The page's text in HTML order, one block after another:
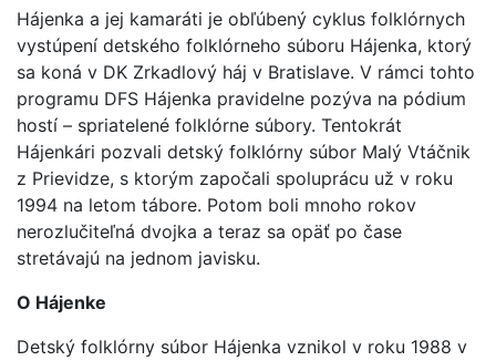
Hájenka a jej kamaráti je obľúbený cyklus folklórnych
vystúpení detského folklórneho súboru Hájenka, ktorý
sa koná v DK Zrkadlový háj v Bratislave. V rámci tohto
programu DFS Hájenka pravidelne pozýva na pódium
hostí – spriatelené folklórne súbory. Tentokrát
Hájenkári pozvali detský folklórny súbor Malý Vtáčnik
z Prievidze, s ktorým započali spoluprácu už v roku
1994 na letom tábore. Potom boli mnoho rokov
nerozlučiteľná dvojka a teraz sa opäť po čase
stretávajú na jednom javisku.
O Hájenke
Detský folklórny súbor Hájenka vznikol v roku 1988 v